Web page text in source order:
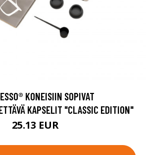
KONEISIIN SOPIVAT
KAPSELIT "CLASSIC EDITION"
25.13 EUR